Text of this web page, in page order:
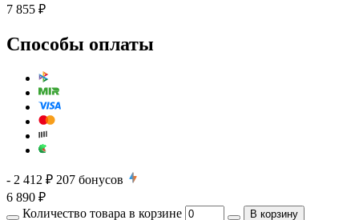
7 855 ₽
Способы оплаты
- 2 412 ₽ 207 бонусов
6 890 ₽
Количество товара в корзине
В корзину